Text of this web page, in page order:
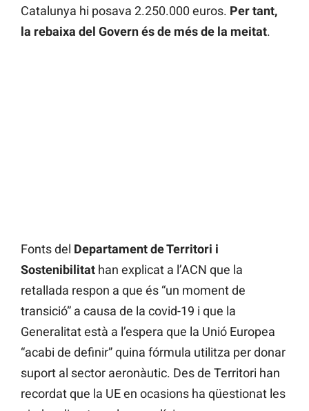
Catalunya hi posava 2.250.000 euros. Per tant,
la rebaixa del Govern és de més de la meitat.
Fonts del Departament de Territori i
Sostenibilitat han explicat a l’ACN que la
retallada respon a que és “un moment de
transició” a causa de la covid-19 i que la
Generalitat està a l’espera que la Unió Europea
“acabi de definir” quina fórmula utilitza per donar
suport al sector aeronàutic. Des de Territori han
recordat que la UE en ocasions ha qüestionat les